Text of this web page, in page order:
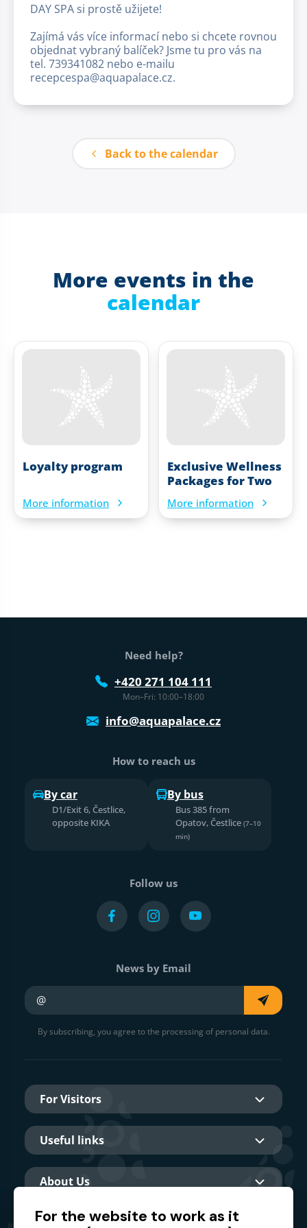
DAY SPA si prostě užijete!
Zajímá vás více informací nebo si chcete rovnou
objednat vybraný balíček? Jsme tu pro vás na
tel. 739341082 nebo e-mailu
recepcespa@aquapalace.cz.
Back to the calendar
More events in the
calendar
Loyalty program
More information
Exclusive Wellness
Packages for Two
More information
Web footer
Need help?
+420 271 104 111
Mon–Fri: 10:00–18:00
info@aquapalace.cz
How to reach us
By car
D1/Exit 6, Čestlice,
opposite KIKA
By bus
Bus 385 from
Opatov, Čestlice (7–10
min)
Follow us
News by Email
By subscribing, you agree to the processing of personal data.
For Visitors
Useful links
About Us
For the website to work as it